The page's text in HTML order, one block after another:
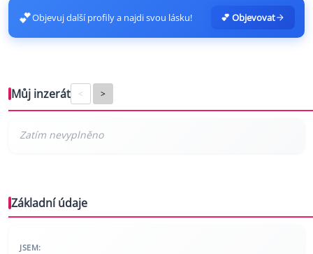
💕Objevuj další profily a najdi svou lásku! 💕 Objevovat
Můj inzerát < >
Základní údaje
JSEM: